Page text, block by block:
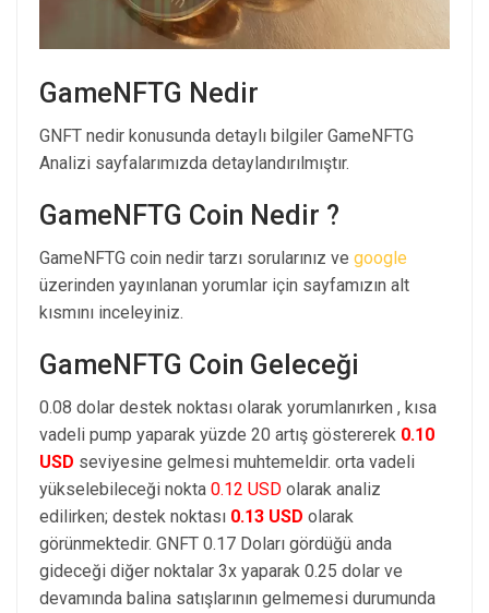
GameNFTG Nedir
GNFT nedir konusunda detaylı bilgiler GameNFTG
Analizi sayfalarımızda detaylandırılmıştır.
GameNFTG Coin Nedir ?
GameNFTG coin nedir tarzı sorularınız ve google
üzerinden yayınlanan yorumlar için sayfamızın alt
kısmını inceleyiniz.
GameNFTG Coin Geleceği
0.08 dolar destek noktası olarak yorumlanırken , kısa
vadeli pump yaparak yüzde 20 artış göstererek 0.10
USD seviyesine gelmesi muhtemeldir. orta vadeli
yükselebileceği nokta 0.12 USD olarak analiz
edilirken; destek noktası 0.13 USD olarak
görünmektedir. GNFT 0.17 Doları gördüğü anda
gideceği diğer noktalar 3x yaparak 0.25 dolar ve
devamında balina satışlarının gelmemesi durumunda